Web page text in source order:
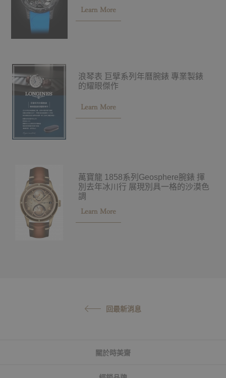
Learn More
浪琴表 巨擘系列年曆腕錶 專業製錶
的耀眼傑作
Learn More
萬寶龍 1858系列Geosphere腕錶 揮
別去年冰川行 展現別具一格的沙漠色
調
Learn More
回最新消息
關於時美齋